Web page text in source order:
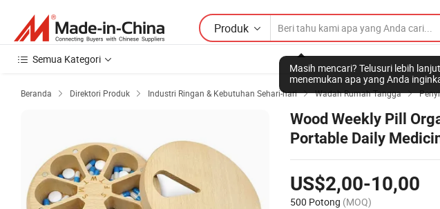
Produk
Masih mencari? Telusuri lebih
menemukan apa yang Anda
Semua Kategori
Beranda  Direktori Produk  Industri Ringan & Kebutuhan Sehari-hari  Wadah Rumah Tangga 
Wood Weekly Pill
Portable Daily
US$2,00-10,00
500 Potong (MOQ)